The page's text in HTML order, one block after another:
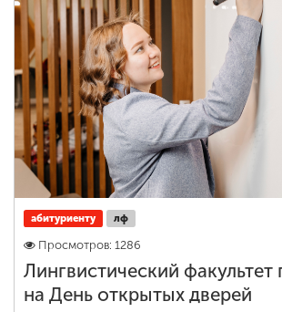
абитуриенту лф
Просмотров: 1286
Лингвистический факультет
на День открытых дверей